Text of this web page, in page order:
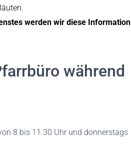
werden wir diese Information
während
8 bis 11.30 Uhr und donnerstags